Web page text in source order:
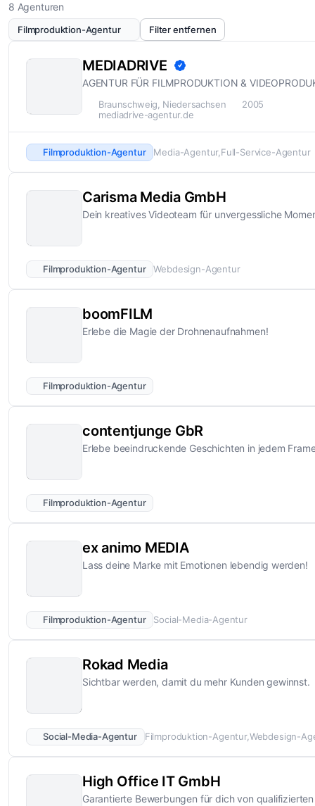
8 Agenturen
Filmproduktion-Agentur Filter entfernen
MEDIADRIVE
AGENTUR FÜR FILMPRODUKTION &
Braunschweig, Niedersachsen
2005
mediadrive-agentur.de
Filmproduktion-Agentur Media-Agentur Full-Service-Agentur
Carisma Media GmbH
Dein kreatives Videoteam für unvergessliche
Filmproduktion-Agentur Webdesign-Agentur
boomFILM
Erlebe die Magie der Drohnenaufnahmen!
Filmproduktion-Agentur
contentjunge GbR
Erlebe beeindruckende Geschichten in jedem
Filmproduktion-Agentur
ex animo MEDIA
Lass deine Marke mit Emotionen lebendig werden!
Filmproduktion-Agentur Social-Media-Agentur
Rokad Media
Sichtbar werden, damit du mehr Kunden gewinnst.
Social-Media-Agentur Filmproduktion-Agentur Webdesign-
High Office IT GmbH
Garantierte Bewerbungen für dich von qualifizierten